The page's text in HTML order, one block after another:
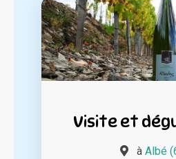
Visite et
à Albé